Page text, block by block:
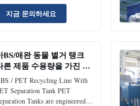
machine for processing
waste plastic PE, PP film, bags,
related materials into reusable
system ...
지금 문의하세요
BS/애완 동물 별거 탱크
른 제품 수용량을 가진 선
재생해 애완 동물
/ PET Recycling Line With
Separation Tank PET
Tanks are engineered